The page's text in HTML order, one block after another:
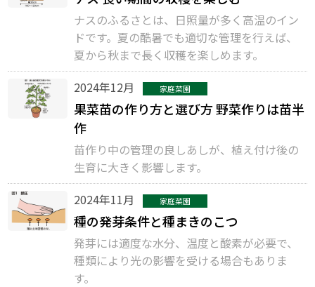
ナスのふるさとは、日照量が多く高温のイン
ドです。夏の酷暑でも適切な管理を行えば、
夏から秋まで長く収穫を楽しめます。
2024年12月
家庭菜園
果菜苗の作り方と選び方 野菜作りは苗半
作
苗作り中の管理の良しあしが、植え付け後の
生育に大きく影響します。
2024年11月
家庭菜園
種の発芽条件と種まきのこつ
発芽には適度な水分、温度と酸素が必要で、
種類により光の影響を受ける場合もありま
す。